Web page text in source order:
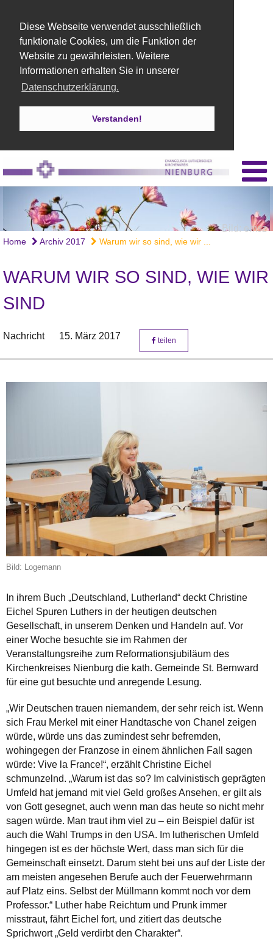
Diese Webseite verwendet ausschließlich
funktionale Cookies, um die Funktion der
Website zu gewährleisten. Weitere
Informationen erhalten Sie in unserer
Datenschutzerklärung.
Verstanden!
Bild: emsz
Home Archiv 2017 Warum wir so sind, wie wir ...
WARUM WIR SO SIND, WIE WIR
SIND
Nachricht 15. März 2017 teilen
Bild: Logemann
In ihrem Buch „Deutschland, Lutherland“ deckt Christine
Eichel Spuren Luthers in der heutigen deutschen
Gesellschaft, in unserem Denken und Handeln auf. Vor
einer Woche besuchte sie im Rahmen der
Veranstaltungsreihe zum Reformationsjubiläum des
Kirchenkreises Nienburg die kath. Gemeinde St. Bernward
für eine gut besuchte und anregende Lesung.
„Wir Deutschen trauen niemandem, der sehr reich ist. Wenn
sich Frau Merkel mit einer Handtasche von Chanel zeigen
würde, würde uns das zumindest sehr befremden,
wohingegen der Franzose in einem ähnlichen Fall sagen
würde: Vive la France!“, erzählt Christine Eichel
schmunzelnd. „Warum ist das so? Im calvinistisch geprägten
Umfeld hat jemand mit viel Geld großes Ansehen, er gilt als
von Gott gesegnet, auch wenn man das heute so nicht mehr
sagen würde. Man traut ihm viel zu – ein Beispiel dafür ist
auch die Wahl Trumps in den USA. Im lutherischen Umfeld
hingegen ist es der höchste Wert, dass man sich für die
Gemeinschaft einsetzt. Darum steht bei uns auf der Liste der
am meisten angesehen Berufe auch der Feuerwehrmann
auf Platz eins. Selbst der Müllmann kommt noch vor dem
Professor.“ Luther habe Reichtum und Prunk immer
misstraut, fährt Eichel fort, und zitiert das deutsche
Sprichwort „Geld verdirbt den Charakter“.